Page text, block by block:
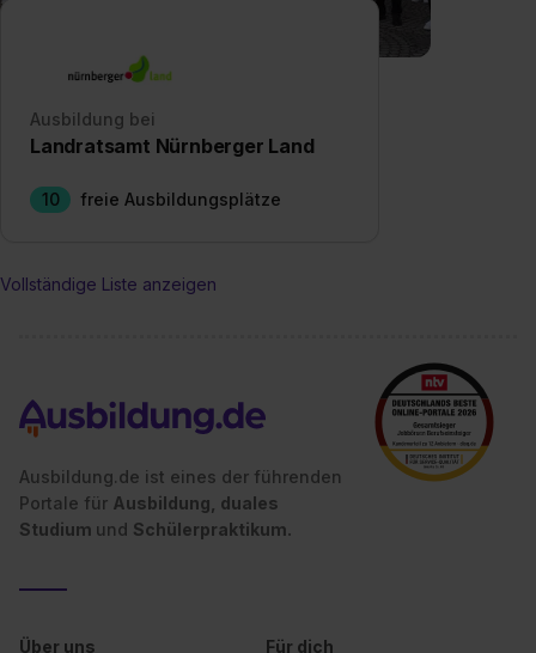
II). Du kannst die von dir erteilte Einwilligung jederzeit mit
Datenschutzerklärung unter dem Punkt „Datenschutz-
einzelnen Cookies findest du durch Klick auf „Details
zeigen“. Weitere Informationen: Datenschutzerklärung
Impressum
Ausbildung bei
Landratsamt Nürnberger Land
10 freie Ausbildungsplätze
Vollständige Liste anzeigen
Ausbildung.de ist eines der führenden
Portale für Ausbildung, duales
Studium und Schülerpraktikum.
Über uns Für dich